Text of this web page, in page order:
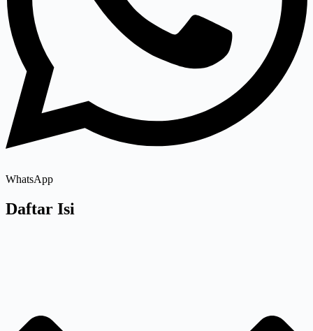
WhatsApp
Daftar Isi